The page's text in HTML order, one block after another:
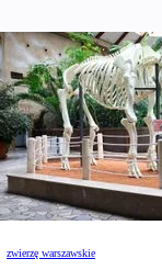
zwierzę warszawskie